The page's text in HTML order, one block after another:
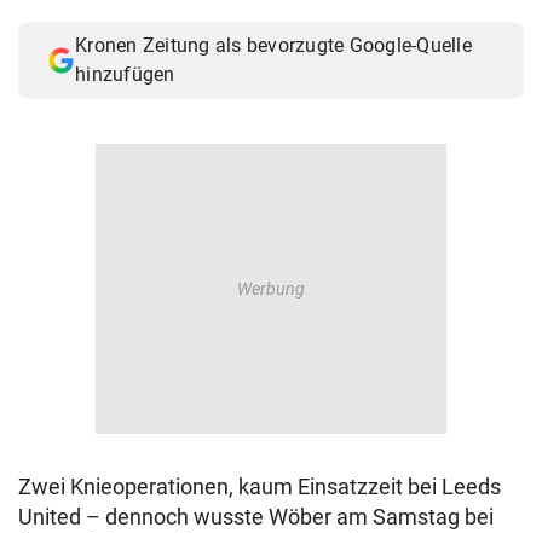
Kronen Zeitung als bevorzugte Google-Quelle
hinzufügen
Zwei Knieoperationen, kaum Einsatzzeit bei Leeds
United – dennoch wusste Wöber am Samstag bei